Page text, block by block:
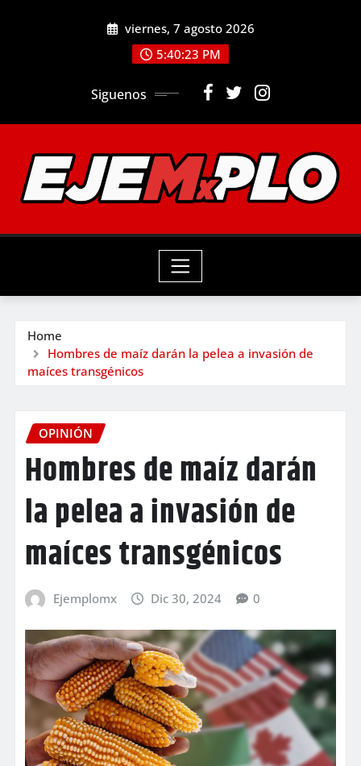
viernes, 7 agosto 2026
5:40:24 PM
Siguenos
Home
Hombres de maíz darán la pelea a invasión de
maíces transgénicos
OPINIÓN
Hombres de maíz darán
la pelea a invasión de
maíces transgénicos
Ejemplomx Dic 30, 2024 0